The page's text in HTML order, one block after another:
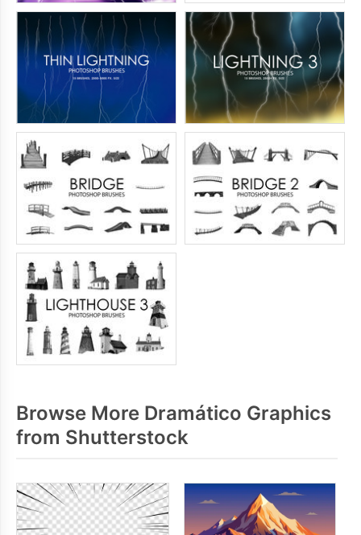
Browse More Dramático Graphics
from Shutterstock